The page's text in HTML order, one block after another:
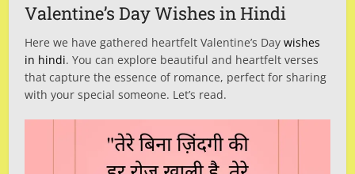
Valentine’s Day Wishes in Hindi
Here we have gathered heartfelt Valentine’s Daywishes
in hindi. You can explore beautiful and heartfelt verses
that capture the essence of romance, perfect for sharing
with your special someone. Let’s read.